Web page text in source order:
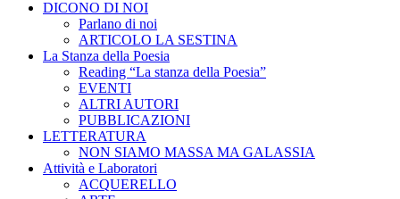
DICONO DI NOI
Parlano di noi
ARTICOLO LA SESTINA
La Stanza della Poesia
Reading “La stanza della Poesia”
EVENTI
ALTRI AUTORI
PUBBLICAZIONI
LETTERATURA
NON SIAMO MASSA MA GALASSIA
Attività e Laboratori
ACQUERELLO